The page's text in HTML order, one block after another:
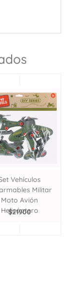
Vehículos
Militar
Moto Avión
Helicóptero
$21900